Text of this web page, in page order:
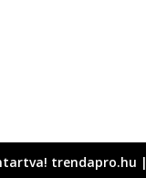
trendapro.hu |